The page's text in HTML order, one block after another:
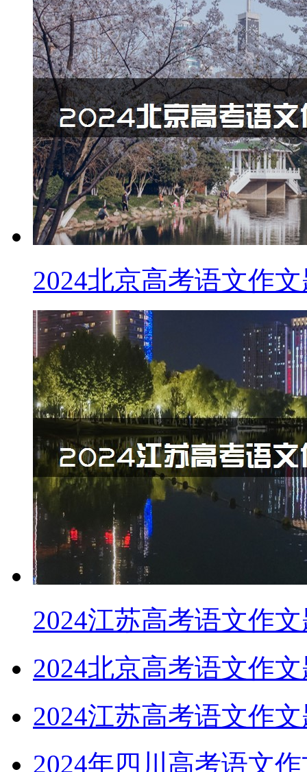
2024北京高考语文作
2024江苏高考语文作
2024北京高考语文作
2024江苏高考语文作
2024年四川高考语文